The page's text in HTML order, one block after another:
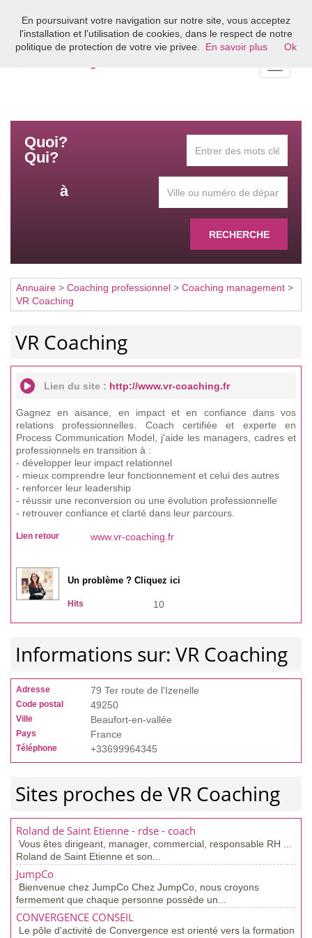
Bienvenue sur l'annuaire du coaching en France
Quoi?
Qui?
à
RECHERCHE
Annuaire > Coaching professionnel > Coaching management >
VR Coaching
VR Coaching
Lien du site : http://www.vr-coaching.fr
Gagnez en aisance, en impact et en confiance dans vos
relations professionnelles. Coach certifiée et experte en
Process Communication Model, j'aide les managers, cadres et
professionnels en transition à :
- développer leur impact relationnel
- mieux comprendre leur fonctionnement et celui des autres
- renforcer leur leadership
- réussir une reconversion ou une évolution professionnelle
- retrouver confiance et clarté dans leur parcours.
Lien retour www.vr-coaching.fr
Un problème ? Cliquez ici
Hits 10
Informations sur: VR Coaching
Adresse 79 Ter route de l'Izenelle
Code postal 49250
Ville Beaufort-en-vallée
Pays France
Téléphone +33699964345
Sites proches de VR Coaching
Roland de Saint Etienne - rdse - coach
Vous êtes dirigeant, manager, commercial, responsable RH ...
Roland de Saint Etienne et son...
JumpCo
Bienvenue chez JumpCo Chez JumpCo, nous croyons
fermement que chaque personne possède un...
CONVERGENCE CONSEIL
Le pôle d'activité de Convergence est orienté vers la formation
En poursuivant votre navigation sur notre site, vous acceptez
l'installation et l'utilisation de cookies, dans le respect de notre
politique de protection de votre vie privee.
En savoir plus Ok